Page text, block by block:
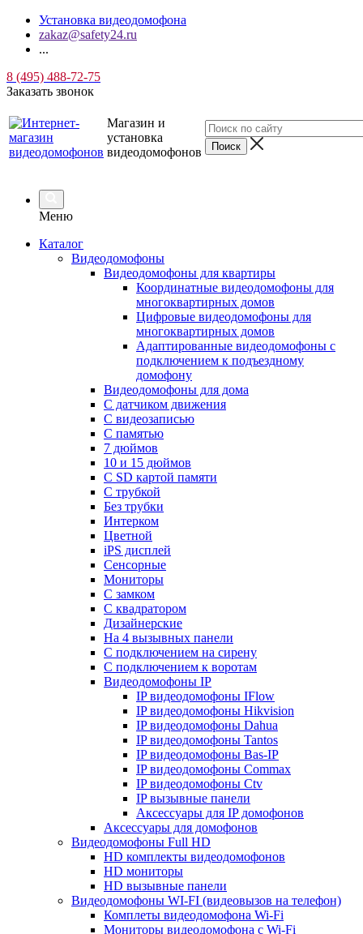
Установка видеодомофона
zakaz@safety24.ru
...
8 (495) 488-72-75
Заказать звонок
Магазин и
установка
видеодомофонов
Меню
Каталог
Видеодомофоны
Видеодомофоны для квартиры
Координатные видеодомофоны для
многоквартирных домов
Цифровые видеодомофоны для
многоквартирных домов
Адаптированные видеодомофоны с
подключением к подъездному
домофону
Видеодомофоны для дома
С датчиком движения
С видеозаписью
C памятью
7 дюймов
10 и 15 дюймов
С SD картой памяти
С трубкой
Без трубки
Интерком
Цветной
iPS дисплей
Сенсорные
Мониторы
С замком
C квадратором
Дизайнерские
На 4 вызывных панели
С подключением на сирену
С подключением к воротам
Видеодомофоны IP
IP видеодомофоны IFlow
IP видеодомофоны Hikvision
IP видеодомофоны Dahua
IP видеодомофоны Tantos
IP видеодомофоны Bas-IP
IP видеодомофоны Commax
IP видеодомофоны Ctv
IP вызывные панели
Аксессуары для IP домофонов
Аксессуары для домофонов
Видеодомофоны Full HD
HD комплекты видеодомофонов
HD мониторы
HD вызывные панели
Видеодомофоны WI-FI (видеовызов на телефон)
Комплеты видеодомофона Wi-Fi
Мониторы видеодомофона с Wi-Fi